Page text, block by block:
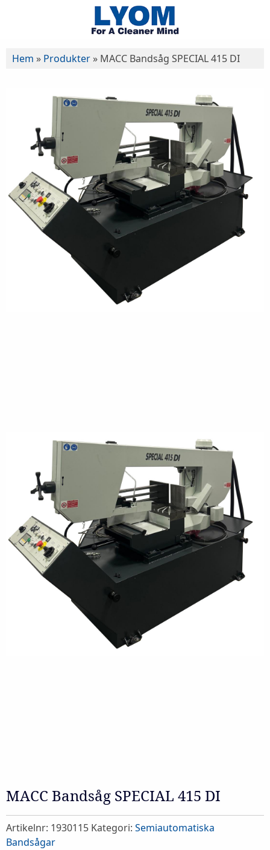
Hem » Produkter » MACC Bandsåg SPECIAL 415 DI
MACC Bandsåg SPECIAL 415 DI
Artikelnr: 1930115 Kategori: Semiautomatiska
Bandsågar